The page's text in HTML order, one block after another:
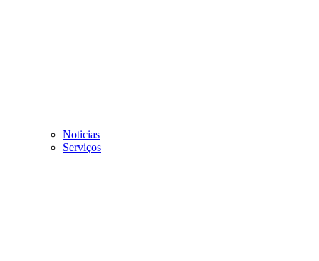
Noticias
Serviços